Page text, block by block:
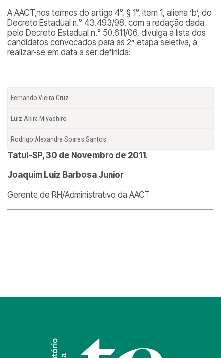
A AACT,nos termos do artigo 4°, § 1°, item 1, aliena ‘b’, do
Decreto Estadual n.° 43.493/98, com a redação dada
pelo Decreto Estadual n.° 50.611/06, divulga a lista dos
candidatos convocados para as 2ª etapa seletiva, a
realizar-se em data a ser definida:
Fernando Vieira Cruz
Luiz Akira Miyashiro
Rodrigo Alexandre Soares Santos
Tatuí-SP, 30 de Novembro de 2011.
Joaquim Luiz Barbosa Junior
Gerente de RH/Administrativo da AACT